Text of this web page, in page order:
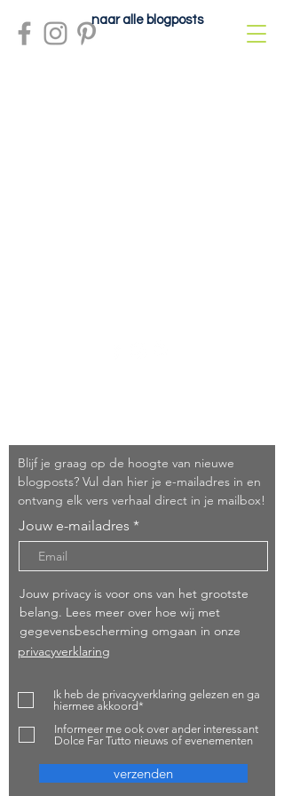
naar alle blogposts
Blijf je graag op de hoogte van nieuwe
blogposts? Vul dan hier je e-mailadres in en
ontvang elk vers verhaal direct in je mailbox!
Jouw e-mailadres
privacyverklaring
Jouw privacy is voor ons van het grootste
belang. Lees meer over hoe wij met
gegevensbescherming omgaan in onze
Ik heb de privacyverklaring gelezen en ga
hiermee akkoord*
Informeer me ook over ander interessant
Dolce Far Tutto nieuws of evenementen
verzenden